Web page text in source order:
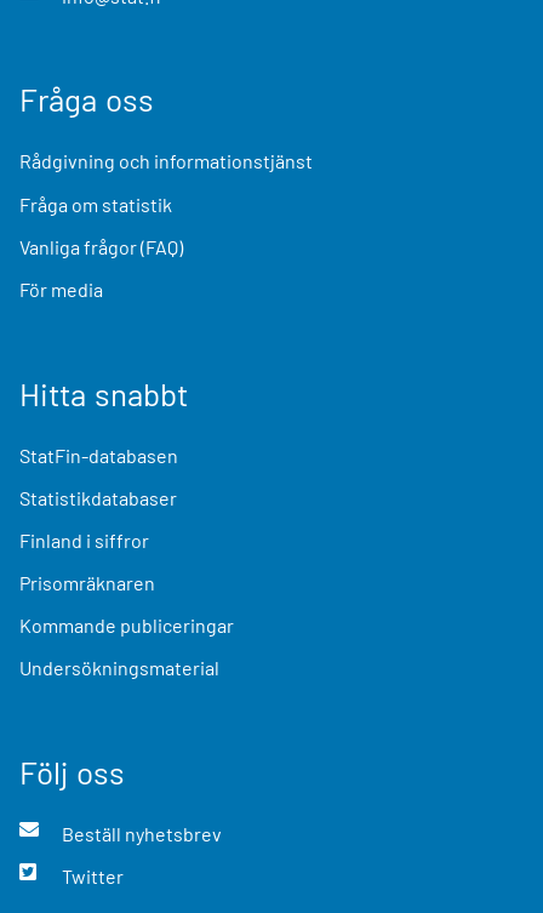
Fråga oss
Rådgivning och informationstjänst
Fråga om statistik
Vanliga frågor (FAQ)
För media
Hitta snabbt
StatFin-databasen
Statistikdatabaser
Finland i siffror
Prisomräknaren
Kommande publiceringar
Undersökningsmaterial
Följ oss
Beställ nyhetsbrev
Twitter